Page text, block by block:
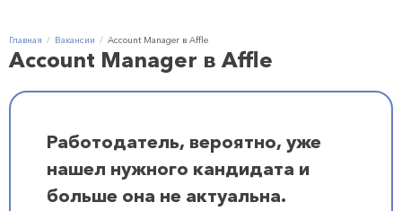
Главная Вакансии Account Manager в Affle
Account Manager в Affle
Работодатель, вероятно, уже
нашел нужного кандидата и
больше она не актуальна.